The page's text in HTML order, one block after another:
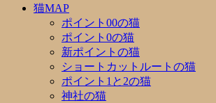
猫MAP
ポイント00の猫
ポイント0の猫
新ポイントの猫
ショートカットルートの猫
ポイント1と2の猫
神社の猫